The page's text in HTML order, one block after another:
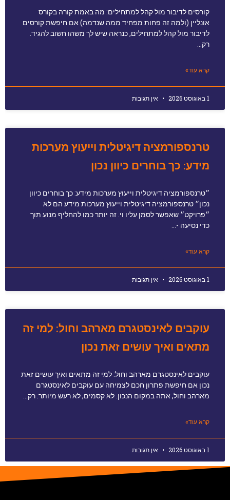
קורסים לדיבור מול קהל למתחילים: מה באמת קורה בקורס
אונליין (ולמה זה פחות מפחיד ממה שנדמה) אם חיפשת קורסים
לדיבור מול קהל למתחילים, כנראה שיש לך משהו חשוב להגיד.
רק…
קרא עוד»
1 באוגוסט 2026 אין תגובות
טרנספורמציה דיגיטלית וייעוץ מערכות
מידע: כך בוחרים כיוון נכון
״טרנספורמציה דיגיטלית וייעוץ מערכות מידע: כך בוחרים כיוון
נכון״ טרנספורמציה דיגיטלית וייעוץ מערכות מידע הם לא
״פרויקט״ שאפשר לסמן עליו וי. זה יותר כמו להחליף מנוע תוך
כדי נסיעה -…
קרא עוד»
1 באוגוסט 2026 אין תגובות
עוקבים לאינסטגרם מארהב וחול: למי זה
מתאים ואיך עושים זאת נכון
עוקבים לאינסטגרם מארהב וחול: למי זה מתאים ואיך עושים זאת
נכון אם חיפשת פתרון חכם לצמיחה עם עוקבים לאינסטגרם
מארהב וחול, אתה במקום הנכון. לא קסמים, לא רעש מיותר. רק…
קרא עוד»
1 באוגוסט 2026 אין תגובות